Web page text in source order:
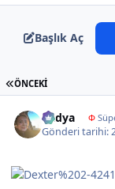
Başlık Aç
İLK SAYFA
ÖNCEKI
Radya Φ
Gönderi tarihi: